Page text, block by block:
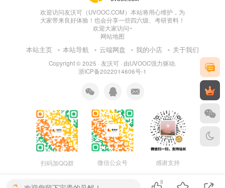
欢迎访问友沃可（UVOOC.COM）本站将用心维护，为
大家带来良好体验！也会分享一些四六级、考研资料！
欢迎大家访问~
网站地图
本站主页 本站导航 云端网盘 我的小店 关于我们
Copyright © 2025 · 友沃可 · 由UVOOC强力驱动.
浙ICP备2022014606号-1
扫码加QQ群 微信公众号 感谢支持
8